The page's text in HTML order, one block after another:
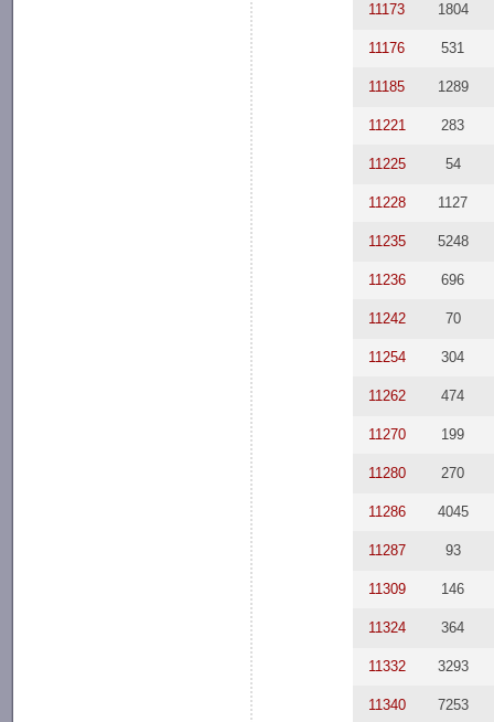
11173 1804
11176 531
11185 1289
11221 283
11225 54
11228 1127
11235 5248
11236 696
11242 70
11254 304
11262 474
11270 199
11280 270
11286 4045
11287 93
11309 146
11324 364
11332 3293
11340 7253